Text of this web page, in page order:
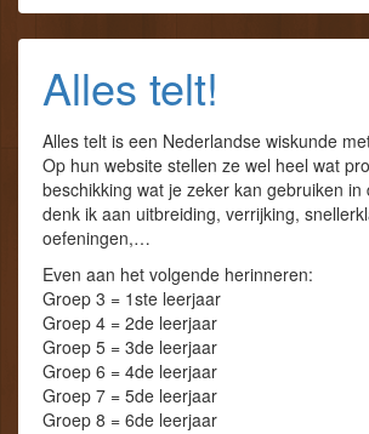
Alles telt!
Alles telt is een Nederlandse wiskunde
Op hun website stellen ze wel heel wat
beschikking wat je zeker kan gebruiken in
denk ik aan uitbreiding, verrijking,
oefeningen,…
Even aan het volgende herinneren:
Groep 3 = 1ste leerjaar
Groep 4 = 2de leerjaar
Groep 5 = 3de leerjaar
Groep 6 = 4de leerjaar
Groep 7 = 5de leerjaar
Groep 8 = 6de leerjaar